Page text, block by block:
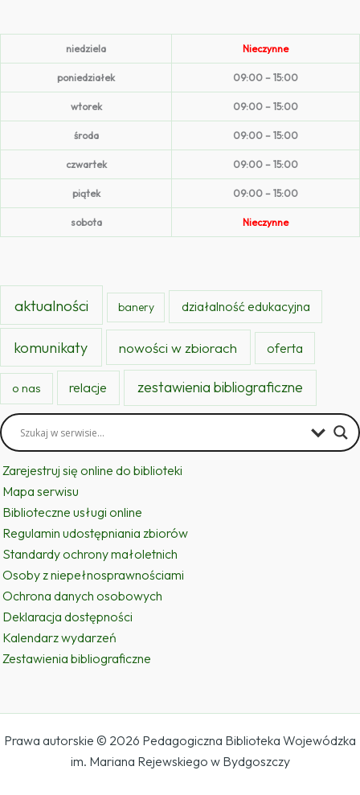
niedziela Nieczynne
poniedziałek 09:00 – 15:00
wtorek 09:00 – 15:00
środa 09:00 – 15:00
czwartek 09:00 – 15:00
piątek 09:00 – 15:00
sobota Nieczynne
aktualności banery działalność edukacyjna
komunikaty nowości w zbiorach oferta
o nas relacje zestawienia bibliograficzne
Zarejestruj się online do biblioteki
Mapa serwisu
Biblioteczne usługi online
Regulamin udostępniania zbiorów
Standardy ochrony małoletnich
Osoby z niepełnosprawnościami
Ochrona danych osobowych
Deklaracja dostępności
Kalendarz wydarzeń
Zestawienia bibliograficzne
Prawa autorskie © 2026 Pedagogiczna Biblioteka Wojewódzka
im. Mariana Rejewskiego w Bydgoszczy